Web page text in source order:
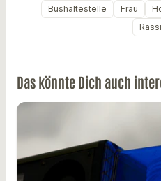
Bushaltestelle Frau
Das könnte Dich auch